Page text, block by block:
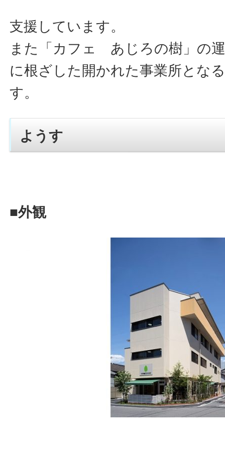
支援しています。
また「カフェ あじろの樹」の
に根ざした開かれた事業所とな
す。
ようす
■外観